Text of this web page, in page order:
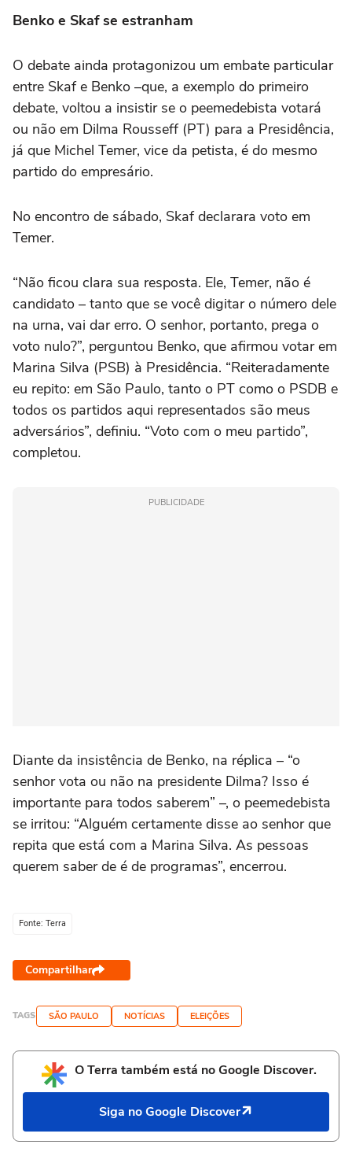
Benko e Skaf se estranham
O debate ainda protagonizou um embate particular
entre Skaf e Benko –que, a exemplo do primeiro
debate, voltou a insistir se o peemedebista votará
ou não em Dilma Rousseff (PT) para a Presidência,
já que Michel Temer, vice da petista, é do mesmo
partido do empresário.
No encontro de sábado, Skaf declarara voto em
Temer.
“Não ficou clara sua resposta. Ele, Temer, não é
candidato – tanto que se você digitar o número dele
na urna, vai dar erro. O senhor, portanto, prega o
voto nulo?”, perguntou Benko, que afirmou votar em
Marina Silva (PSB) à Presidência. “Reiteradamente
eu repito: em São Paulo, tanto o PT como o PSDB e
todos os partidos aqui representados são meus
adversários”, definiu. “Voto com o meu partido”,
completou.
PUBLICIDADE
Diante da insistência de Benko, na réplica – “o
senhor vota ou não na presidente Dilma? Isso é
importante para todos saberem” –, o peemedebista
se irritou: “Alguém certamente disse ao senhor que
repita que está com a Marina Silva. As pessoas
querem saber de é de programas”, encerrou.
Fonte: Terra
Compartilhar
TAGS SÃO PAULO NOTÍCIAS ELEIÇÕES
O Terra também está no Google Discover.
Siga no Google Discover